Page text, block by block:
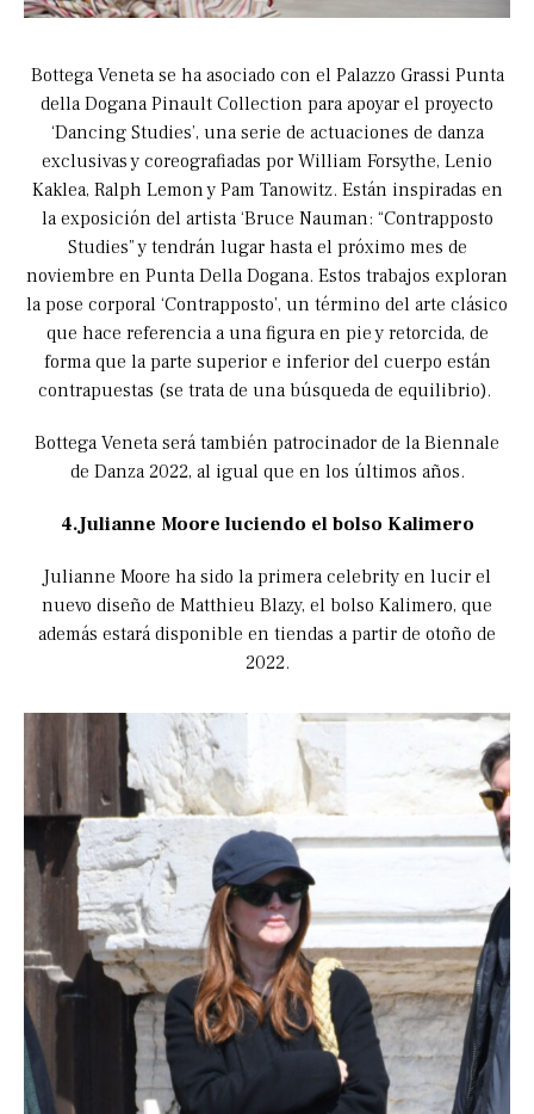
Bottega Veneta se ha asociado con el Palazzo Grassi Punta
della Dogana Pinault Collection para apoyar el proyecto
‘Dancing Studies’, una serie de actuaciones de danza
exclusivas y coreografiadas por William Forsythe, Lenio
Kaklea, Ralph Lemon y Pam Tanowitz. Están inspiradas en
la exposición del artista ‘Bruce Nauman: “Contrapposto
Studies” y tendrán lugar hasta el próximo mes de
noviembre en Punta Della Dogana. Estos trabajos exploran
la pose corporal ‘Contrapposto’, un término del arte clásico
que hace referencia a una figura en pie y retorcida, de
forma que la parte superior e inferior del cuerpo están
contrapuestas (se trata de una búsqueda de equilibrio).
Bottega Veneta será también patrocinador de la Biennale
de Danza 2022, al igual que en los últimos años.
4.Julianne Moore luciendo el bolso Kalimero
Julianne Moore ha sido la primera celebrity en lucir el
nuevo diseño de Matthieu Blazy, el bolso Kalimero, que
además estará disponible en tiendas a partir de otoño de
2022.